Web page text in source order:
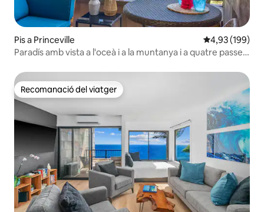
Pis a Princeville 4,93 de
4,93 (199)
Paradís amb vista a l'oceà i a la muntanya i a quatre passes
Recomanació del viatger
Recomanació del viatger